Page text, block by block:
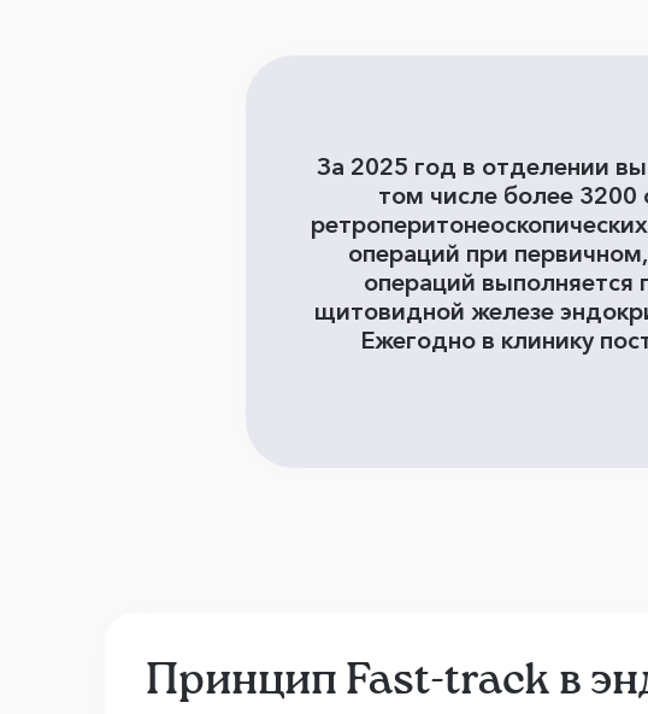
За 2025 год в отделении
том числе более
операций при
операций выполняется
щитовидной железе
Ежегодно в клинику
Принцип Fast-track в